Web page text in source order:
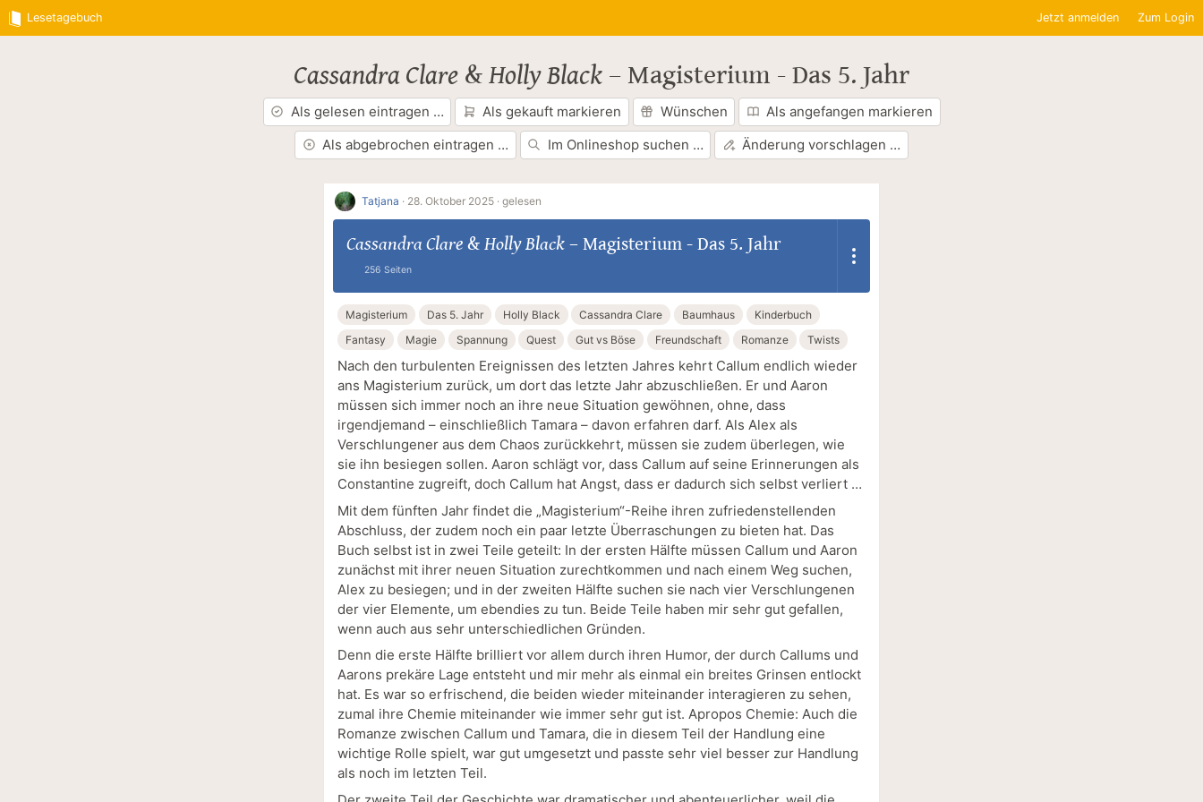
Lesetagebuch Jetzt anmelden Zum Login
Cassandra Clare & Holly Black – Magisterium - Das 5. Jahr
Als gelesen eintragen … Als gekauft markieren Wünschen
Als angefangen markieren
Als abgebrochen eintragen …
Im Onlineshop suchen … Änderung vorschlagen …
Tatjana · 28. Oktober 2025 · gelesen
Cassandra Clare& Holly Black– Magisterium - Das 5. Jahr
256 Seiten
Magisterium Das 5. Jahr Holly Black Cassandra Clare Baumhaus
Kinderbuch
Fantasy
Magie Spannung Quest Gut vs Böse Freundschaft Romanze Twists
Nach den turbulenten Ereignissen des letzten Jahres kehrt Callum endlich wieder
ans Magisterium zurück, um dort das letzte Jahr abzuschließen. Er und Aaron
müssen sich immer noch an ihre neue Situation gewöhnen, ohne, dass
irgendjemand – einschließlich Tamara – davon erfahren darf. Als Alex als
Verschlungener aus dem Chaos zurückkehrt, müssen sie zudem überlegen, wie
sie ihn besiegen sollen. Aaron schlägt vor, dass Callum auf seine Erinnerungen als
Constantine zugreift, doch Callum hat Angst, dass er dadurch sich selbst verliert …
Mit dem fünften Jahr findet die „Magisterium“-Reihe ihren zufriedenstellenden
Abschluss, der zudem noch ein paar letzte Überraschungen zu bieten hat. Das
Buch selbst ist in zwei Teile geteilt: In der ersten Hälfte müssen Callum und Aaron
zunächst mit ihrer neuen Situation zurechtkommen und nach einem Weg suchen,
Alex zu besiegen; und in der zweiten Hälfte suchen sie nach vier Verschlungenen
der vier Elemente, um ebendies zu tun. Beide Teile haben mir sehr gut gefallen,
wenn auch aus sehr unterschiedlichen Gründen.
Denn die erste Hälfte brilliert vor allem durch ihren Humor, der durch Callums und
Aarons prekäre Lage entsteht und mir mehr als einmal ein breites Grinsen entlockt
hat. Es war so erfrischend, die beiden wieder miteinander interagieren zu sehen,
zumal ihre Chemie miteinander wie immer sehr gut ist. Apropos Chemie: Auch die
Romanze zwischen Callum und Tamara, die in diesem Teil der Handlung eine
wichtige Rolle spielt, war gut umgesetzt und passte sehr viel besser zur Handlung
als noch im letzten Teil.